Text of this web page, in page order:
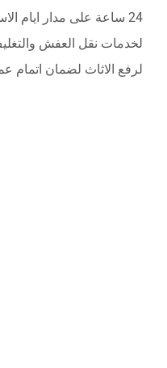
24 ساعة على مدار ايام
لخدمات نقل العفش
لرفع الاثاث لضمان اتمام